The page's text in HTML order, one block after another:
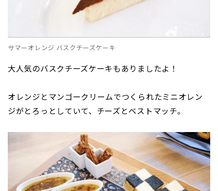
サマーオレンジ バスクチーズケーキ
大人気のバスクチーズケーキもありましたよ！
オレンジとマンゴークリームでつくられたミニオレン
ジがとろっとしていて、チーズとベストマッチ。